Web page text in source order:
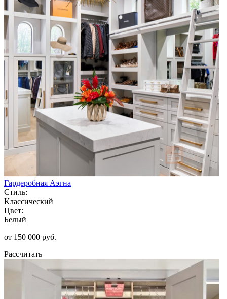
Гардеробная Аэгна
Стиль:
Классический
Цвет:
Белый
от 150 000 руб.
Рассчитать